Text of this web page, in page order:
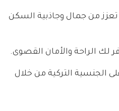
تعزز من جمال وجاذبية السكن
لك الراحة والأمان القصوى.
الجنسية التركية من خلال